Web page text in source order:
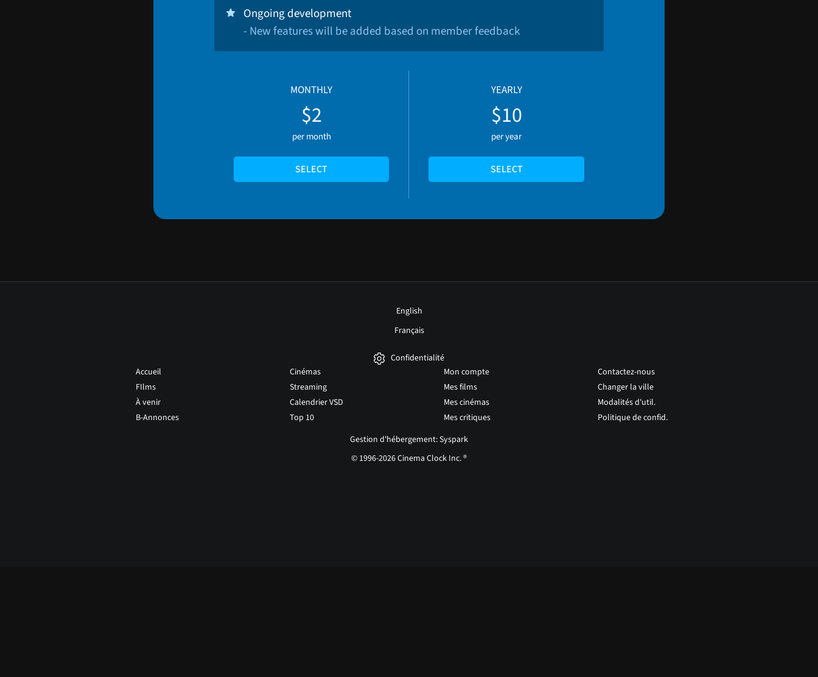
Ongoing development
- New features will be added based on member feedback
MONTHLY
$2
per month
SELECT
YEARLY
$10
per year
SELECT
English
Français
Confidentialité
Accueil
FIlms
À venir
B-Annonces
Cinémas
Streaming
Calendrier VSD
Top 10
Mon compte
Mes films
Mes cinémas
Mes critiques
Contactez-nous
Changer la ville
Modalités d'util.
Politique de confid.
Gestion d'hébergement: Syspark
© 1996-2026 Cinema Clock Inc. ®